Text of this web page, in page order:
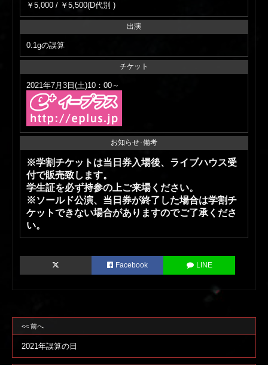
￥5,000 / ￥5,500(D代別 )
出演
0.1gの誤算
チケット
2021年7月3日(土)10：00～
お知らせ･備考
※学割チケットは当日券入場後、ライブハウス受
付で販売致します。
学生証を必ず持参の上ご来場ください。
※ソールド公演、当日券が終了した場合は学割チ
ケットできない場合がありますのでご了承くださ
い。
Facebook LINE
<< 前へ
2021年誤算の日